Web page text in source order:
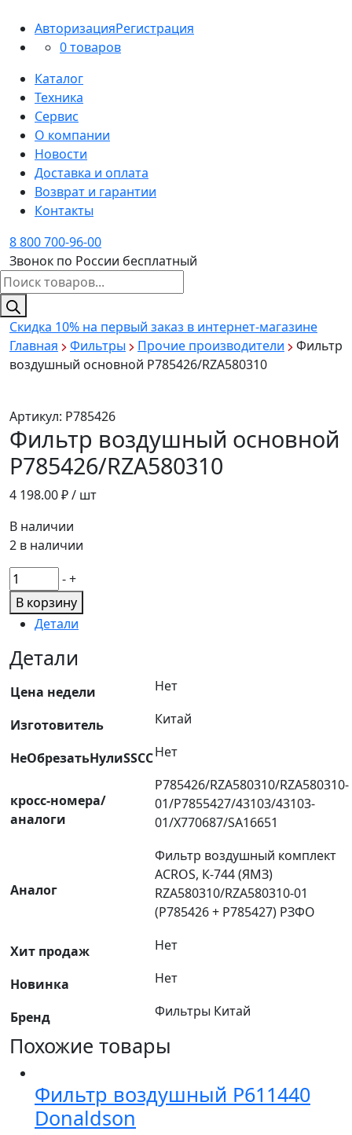
АвторизацияРегистрация
0 товаров
Каталог
Техника
Сервис
О компании
Новости
Доставка и оплата
Возврат и гарантии
Контакты
8 800 700-96-00
Звонок по России бесплатный
Поиск
товаров
Скидка 10% на первый заказ в интернет-магазине
Главная
Фильтры Прочие производители
Фильтр
воздушный основной Р785426/RZA580310
Артикул: Р785426
Фильтр воздушный основной
Р785426/RZA580310
4 198.00₽ / шт
В наличии
2 в наличии
Количество
товара
Фильтр
воздушный
основной
Р785426/RZA580310
-+
В корзину
Детали
Детали
Цена недели Нет
Изготовитель Китай
НеОбрезатьНулиSSCCНет
кросс-номера/
аналоги
Р785426/RZA580310/RZA580310-
01/Р7855427/43103/43103-
01/X770687/SA16651
Аналог
Фильтр воздушный комплект
ACROS, К-744 (ЯМЗ)
RZA580310/RZA580310-01
(P785426 + P785427) РЗФО
Хит продаж Нет
Новинка Нет
Бренд Фильтры Китай
Похожие товары
Фильтр воздушный P611440
Donaldson